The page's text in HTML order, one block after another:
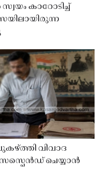
കാറോടിച്ച്
വിവാദ
ചെയ്യാൻ